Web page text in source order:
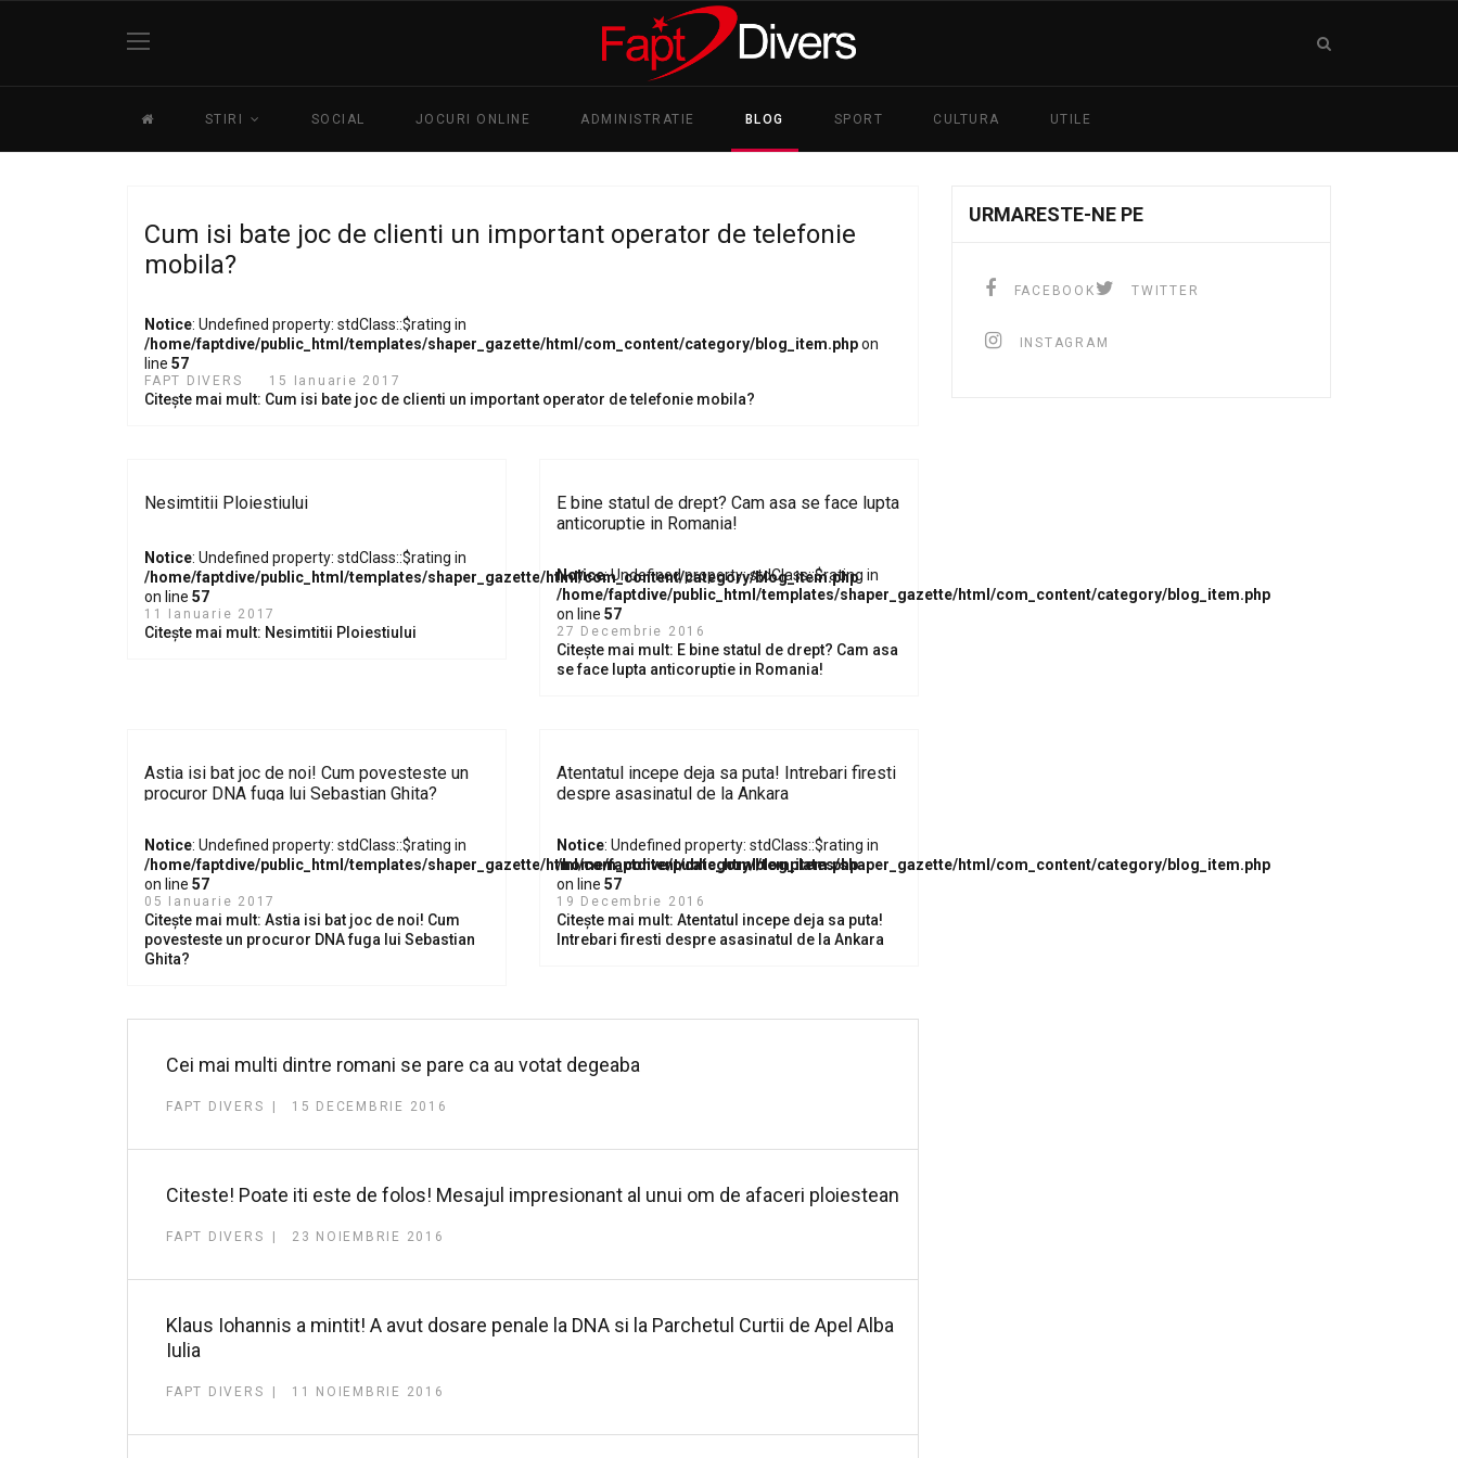
STIRI SOCIAL JOCURI ONLINE ADMINISTRATIE BLOG SPORT CULTURA UTILE
Cum isi bate joc de clienti un important operator de telefonie
mobila?
Notice: Undefined property: stdClass::$rating in
/home/faptdive/public_html/templates/shaper_gazette/html/com_content/category/blog_item.phpon
line 57
FAPT DIVERS 15 Ianuarie 2017
Citește mai mult: Cum isi bate joc de clienti un important operator de telefonie mobila?
Nesimtitii Ploiestiului
Notice: Undefined property: stdClass::$rating in
/home/faptdive/public_html/templates/shaper_gazette/html/com_content/category/blog_item.php
on line 57
11 Ianuarie 2017
Citește mai mult: Nesimtitii Ploiestiului
E bine statul de drept? Cam asa se face lupta
anticoruptie in Romania!
Notice: Undefined property: stdClass::$rating in
/home/faptdive/public_html/templates/shaper_gazette/html/com_content/category/blog_item.php
on line 57
27 Decembrie 2016
Citește mai mult: E bine statul de drept? Cam asa
se face lupta anticoruptie in Romania!
Astia isi bat joc de noi! Cum povesteste un
procuror DNA fuga lui Sebastian Ghita?
Notice: Undefined property: stdClass::$rating in
/home/faptdive/public_html/templates/shaper_gazette/html/com_content/category/blog_item.php
on line 57
05 Ianuarie 2017
Citește mai mult: Astia isi bat joc de noi! Cum
povesteste un procuror DNA fuga lui Sebastian
Ghita?
Atentatul incepe deja sa puta! Intrebari firesti
despre asasinatul de la Ankara
Notice: Undefined property: stdClass::$rating in
/home/faptdive/public_html/templates/shaper_gazette/html/com_content/category/blog_item.php
on line 57
19 Decembrie 2016
Citește mai mult: Atentatul incepe deja sa puta!
Intrebari firesti despre asasinatul de la Ankara
Cei mai multi dintre romani se pare ca au votat degeaba
FAPT DIVERS 15 DECEMBRIE 2016
Citeste! Poate iti este de folos! Mesajul impresionant al unui om de afaceri ploiestean
FAPT DIVERS 23 NOIEMBRIE 2016
Klaus Iohannis a mintit! A avut dosare penale la DNA si la Parchetul Curtii de Apel Alba
Iulia
FAPT DIVERS 11 NOIEMBRIE 2016
URMARESTE-NE PE
FACEBOOK TWITTER
INSTAGRAM